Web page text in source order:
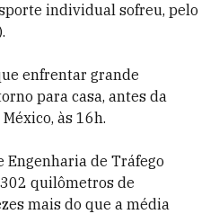
individual sofreu, pelo
enfrentar grande
para casa, antes da
às 16h.
Engenharia de Tráfego
quilômetros de
mais do que a média